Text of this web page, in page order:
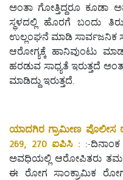
ಅಂತಾ ಗೋತ್ತಿದ್ದರೂ ಕೂಡಾ
ಸ್ಥಳದಲ್ಲಿ ಹೊರಗೆ ಬಂದು
ಉಲ್ಲಂಘನೆ ಮಾಡಿ ಸಾರ್ವಜನಿಕ
ಆರೋಗ್ಯಕ್ಕೆ ಹಾನಿವುಂಟು
ಹರಡುವ ಸಾಧ್ಯತೆ ಇರುತ್ತದೆ
ಮಾಡಿದ್ದು ಇರುತ್ತದೆ.
ಯಾದಗಿರ ಗ್ರಾಮೀಣ ಪೊಲೀಸ
269, 270 ಐಪಿಸಿ : :-
ಅವಧಿಯಲ್ಲಿ ಆರೋಪಿತರು ತಮಗೆ
ಈ ರೋಗ ಸಾಂಕ್ರಾಮಿಕ